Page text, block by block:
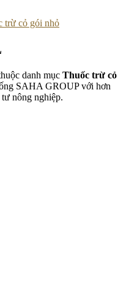
trừ cỏ gói nhỏ
danh mục Thuốc trừ cỏ
SAHA GROUP với hơn
nông nghiệp.